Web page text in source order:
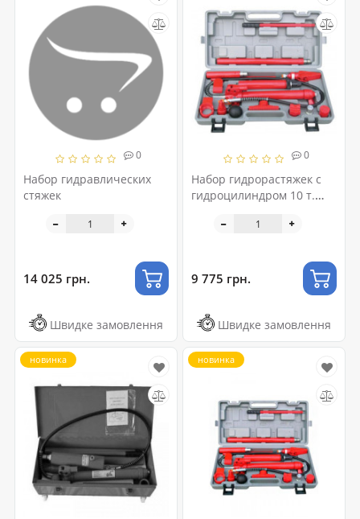
0
Набор гидравлических
стяжек
14 025 грн.
Швидке замовлення
0
Набор гидрорастяжек с
гидроцилиндром 10 т.
9 775 грн.
Швидке замовлення
новинка новинка